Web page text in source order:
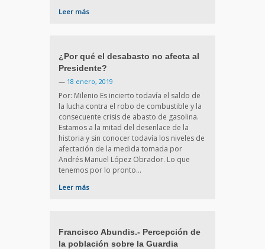
Leer más
¿Por qué el desabasto no afecta al
Presidente?
— 18 enero, 2019
Por: Milenio Es incierto todavía el saldo de
la lucha contra el robo de combustible y la
consecuente crisis de abasto de gasolina.
Estamos a la mitad del desenlace de la
historia y sin conocer todavía los niveles de
afectación de la medida tomada por
Andrés Manuel López Obrador. Lo que
tenemos por lo pronto…
Leer más
Francisco Abundis.- Percepción de
la población sobre la Guardia